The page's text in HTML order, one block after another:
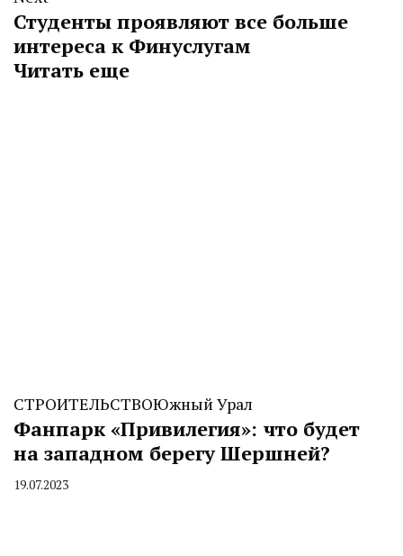
Студенты проявляют все больше
интереса к Финуслугам
Читать еще
СТРОИТЕЛЬСТВОЮжный Урал
Фанпарк «Привилегия»: что будет
на западном берегу Шершней?
By
19.07.2023